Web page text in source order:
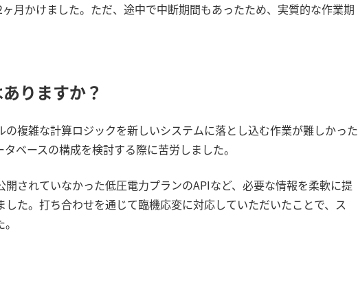
ヶ月かけました。ただ、途中で中断期間もあったため、実質的な作業期
りますか？
複雑な計算ロジックを新しいシステムに落とし込む作業が難しかった
ベースの構成を検討する際に苦労しました。
されていなかった低圧電力プランのAPIなど、必要な情報を柔軟に提
た。打ち合わせを通じて臨機応変に対応していただいたことで、ス